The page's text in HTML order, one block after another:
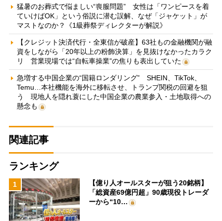
猛暑のお葬式で悩ましい“喪服問題” 女性は「ワンピースを着
ていけばOK」という俗説に潜む誤解、なぜ「ジャケット」が
マストなのか？《1級葬祭ディレクターが解説》
【クレジット決済代行・全東信が破産】63社もの金融機関が融
資をしながら「20年以上の粉飾決算」を見抜けなかったカラク
リ 営業現場では“自転車操業”の焦りも表出していた
急増する中国企業の“国籍ロンダリング” SHEIN、TikTok、
Temu…本社機能を海外に移転させ、トランプ関税の回避を狙
う 現地人を隠れ蓑にした中国企業の農業参入・土地取得への
懸念も
関連記事
ランキング
1
【億り人オールスターが狙う20銘柄】
「総資産69億円超」90歳現役トレーダ
ーから“10…